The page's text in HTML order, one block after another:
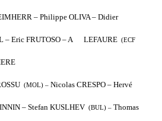
– Philippe OLIVA – Didier
– Eric FRUTOSO – A LEFAURE (ECF
(MOL) – Nicolas CRESPO – Hervé
– Stefan KUSLHEV (BUL) – Thomas